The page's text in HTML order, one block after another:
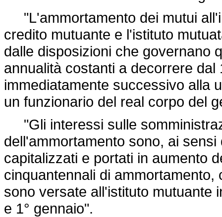
"L'ammortamento dei mutui
credito mutuante e l'istituto
dalle disposizioni che governano
annualità costanti a decorrere dal
immediatamente successivo alla
un funzionario del real corpo del
"Gli interessi sulle
dell'ammortamento sono, ai
capitalizzati e portati in aumento
cinquantennali di
sono versate all'istituto mutuante
e 1° gennaio".